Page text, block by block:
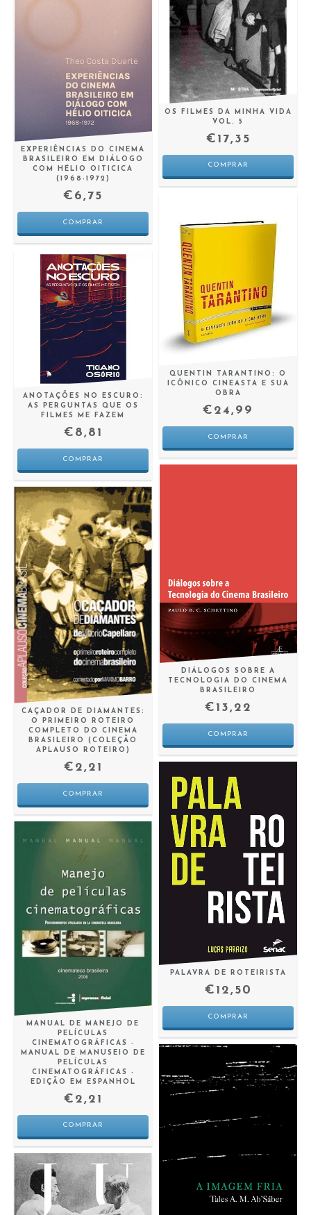
EXPERIÊNCIAS DO CINEMA
BRASILEIRO EM DIÁLOGO
COM HÉLIO OITICICA
(1968-1972)
€6,75
OS FILMES DA MINHA VIDA
VOL. 5
€17,35
ANOTAÇÕES NO ESCURO:
AS PERGUNTAS QUE OS
FILMES ME FAZEM
€8,81
QUENTIN TARANTINO: O
ICÔNICO CINEASTA E SUA
OBRA
€24,99
CAÇADOR DE DIAMANTES:
O PRIMEIRO ROTEIRO
COMPLETO DO CINEMA
BRASILEIRO (COLEÇÃO
APLAUSO ROTEIRO)
€2,21
DIÁLOGOS SOBRE A
TECNOLOGIA DO CINEMA
BRASILEIRO
€13,22
MANUAL DE MANEJO DE
PELÍCULAS
CINEMATOGRÁFICAS -
MANUAL DE MANUSEIO DE
PELÍCULAS
CINEMATOGRÁFICAS -
EDIÇÃO EM ESPANHOL
€2,21
PALAVRA DE ROTEIRISTA
€12,50